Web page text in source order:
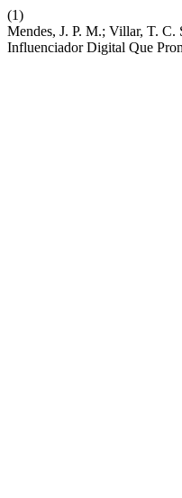
(1)
Mendes, J. P. M.; Villar, T.
Influenciador Digital Que